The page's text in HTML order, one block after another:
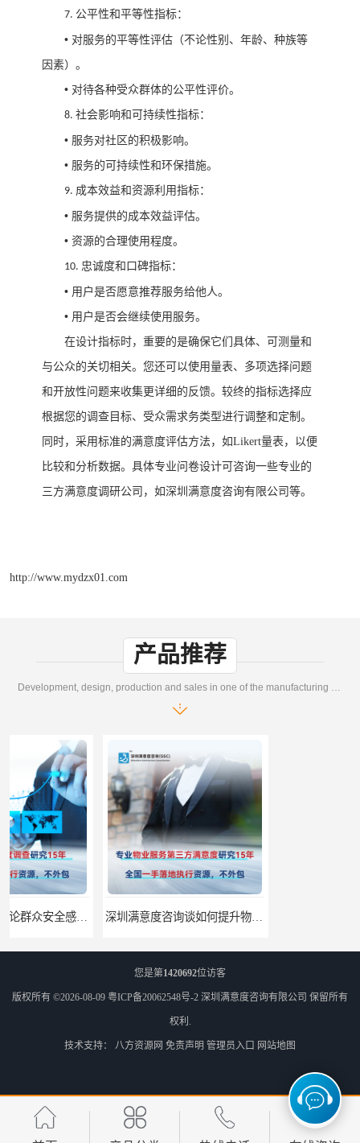
7. 公平性和平等性指标：
• 对服务的平等性评估（不论性别、年龄、种族等
因素）。
• 对待各种受众群体的公平性评价。
8. 社会影响和可持续性指标：
• 服务对社区的积极影响。
• 服务的可持续性和环保措施。
9. 成本效益和资源利用指标：
• 服务提供的成本效益评估。
• 资源的合理使用程度。
10. 忠诚度和口碑指标：
• 用户是否愿意推荐服务给他人。
• 用户是否会继续使用服务。
在设计指标时，重要的是确保它们具体、可测量和
与公众的关切相关。您还可以使用量表、多项选择问题
和开放性问题来收集更详细的反馈。较终的指标选择应
根据您的调查目标、受众需求务类型进行调整和定制。
同时，采用标准的满意度评估方法，如Likert量表，以便
比较和分析数据。 具体专业问卷设计可咨询一些专业的
三方满意度调研公司 ， 如深圳满意度咨询有限公司 等。
http://www.mydzx01.com
产品推荐
深圳满意度咨询谈如何提升物业满意度
深圳满意度咨询论如何选择一个好的物业满意度公司
您是第1420692位访客
版权所有 ©2026-08-09 粤ICP备20062548号-2 深圳满意度咨询有限公司 保留所有
权利.
技术支持： 八方资源网 免责声明 管理员入口 网站地图